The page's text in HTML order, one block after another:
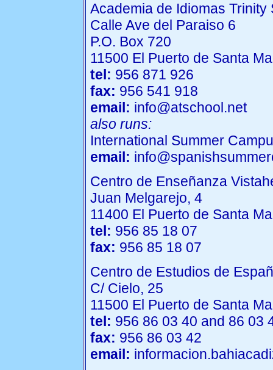
Academia de Idiomas Trinity
Calle Ave del Paraiso 6
P.O. Box 720
11500 El Puerto de Santa
tel: 956 871 926
fax: 956 541 918
email: info@atschool.net
also runs:
International Summer
email:
Centro de Enseñanza
Juan Melgarejo, 4
11400 El Puerto de Santa
tel: 956 85 18 07
fax: 956 85 18 07
Centro de Estudios de
C/ Cielo, 25
11500 El Puerto de Santa
tel: 956 86 03 40 and 86 03
fax: 956 86 03 42
email: